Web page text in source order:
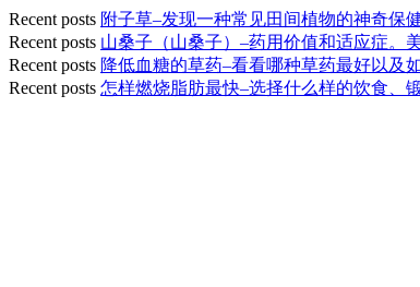
Recent posts 附子草–发现一种常见田间植物的神奇保
Recent posts 山桑子（山桑子）–药用价值和适应症。
Recent posts 降低血糖的草药–看看哪种草药最好以及
Recent posts 怎样燃烧脂肪最快–选择什么样的饮食、